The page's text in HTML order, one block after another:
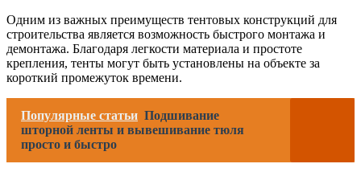
Одним из важных преимуществ тентовых конструкций для
строительства является возможность быстрого монтажа и
демонтажа. Благодаря легкости материала и простоте
крепления, тенты могут быть установлены на объекте за
короткий промежуток времени.
Популярные статьи Подшивание
шторной ленты и вывешивание тюля
просто и быстро